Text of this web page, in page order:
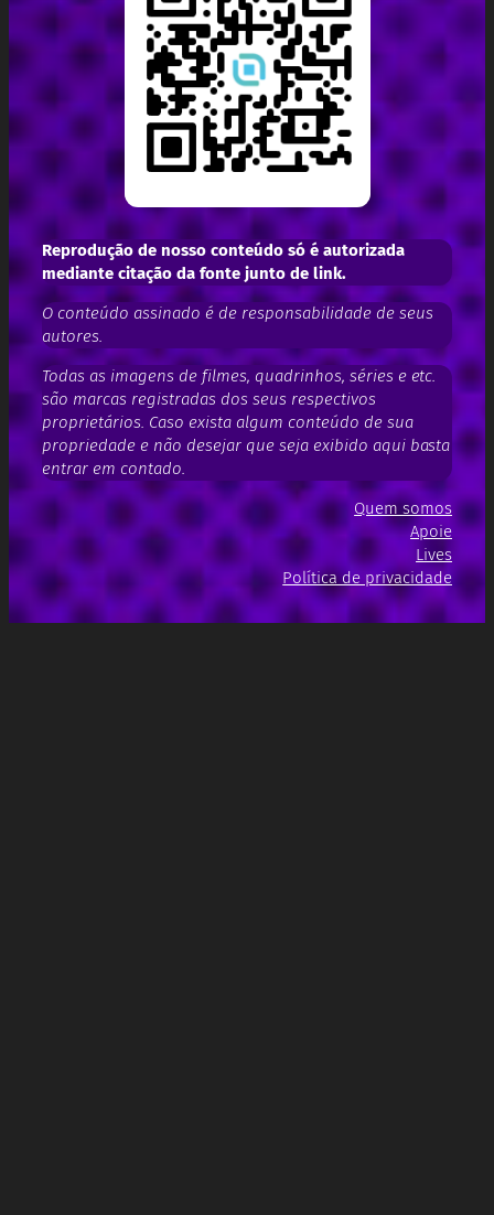
Reprodução de nosso conteúdo só é autorizada
mediante citação da fonte junto de link.
O conteúdo assinado é de responsabilidade de seus
autores.
Todas as imagens de filmes, quadrinhos, séries e etc.
são marcas registradas dos seus respectivos
proprietários. Caso exista algum conteúdo de sua
propriedade e não desejar que seja exibido aqui basta
entrar em contado.
Quem somos
Apoie
Lives
Política de privacidade